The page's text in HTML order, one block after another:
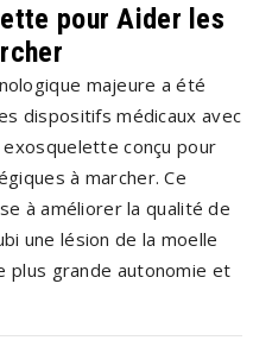
pour Aider les
majeure a été
dispositifs médicaux avec
conçu pour
à marcher. Ce
à améliorer la qualité de
une lésion de la moelle
plus grande autonomie et